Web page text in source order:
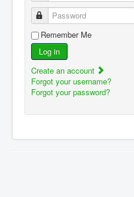
Password
Remember Me
Log in
Create an account
Forgot your username?
Forgot your password?